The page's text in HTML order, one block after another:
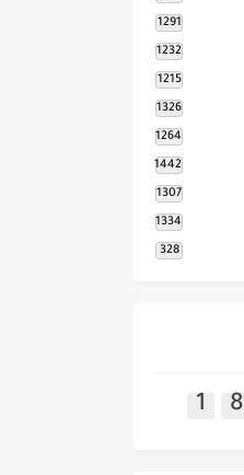
1291
1232
1215
1326
1264
1442
1307
1334
328
1 8